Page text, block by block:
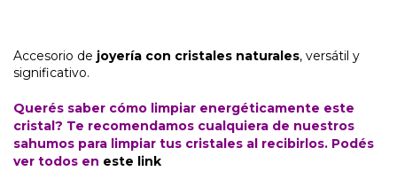
Accesorio de joyería con cristales naturales, versátil y
significativo.
Querés saber cómo limpiar energéticamente este
cristal? Te recomendamos cualquiera de nuestros
sahumos para limpiar tus cristales al recibirlos. Podés
ver todos en este link